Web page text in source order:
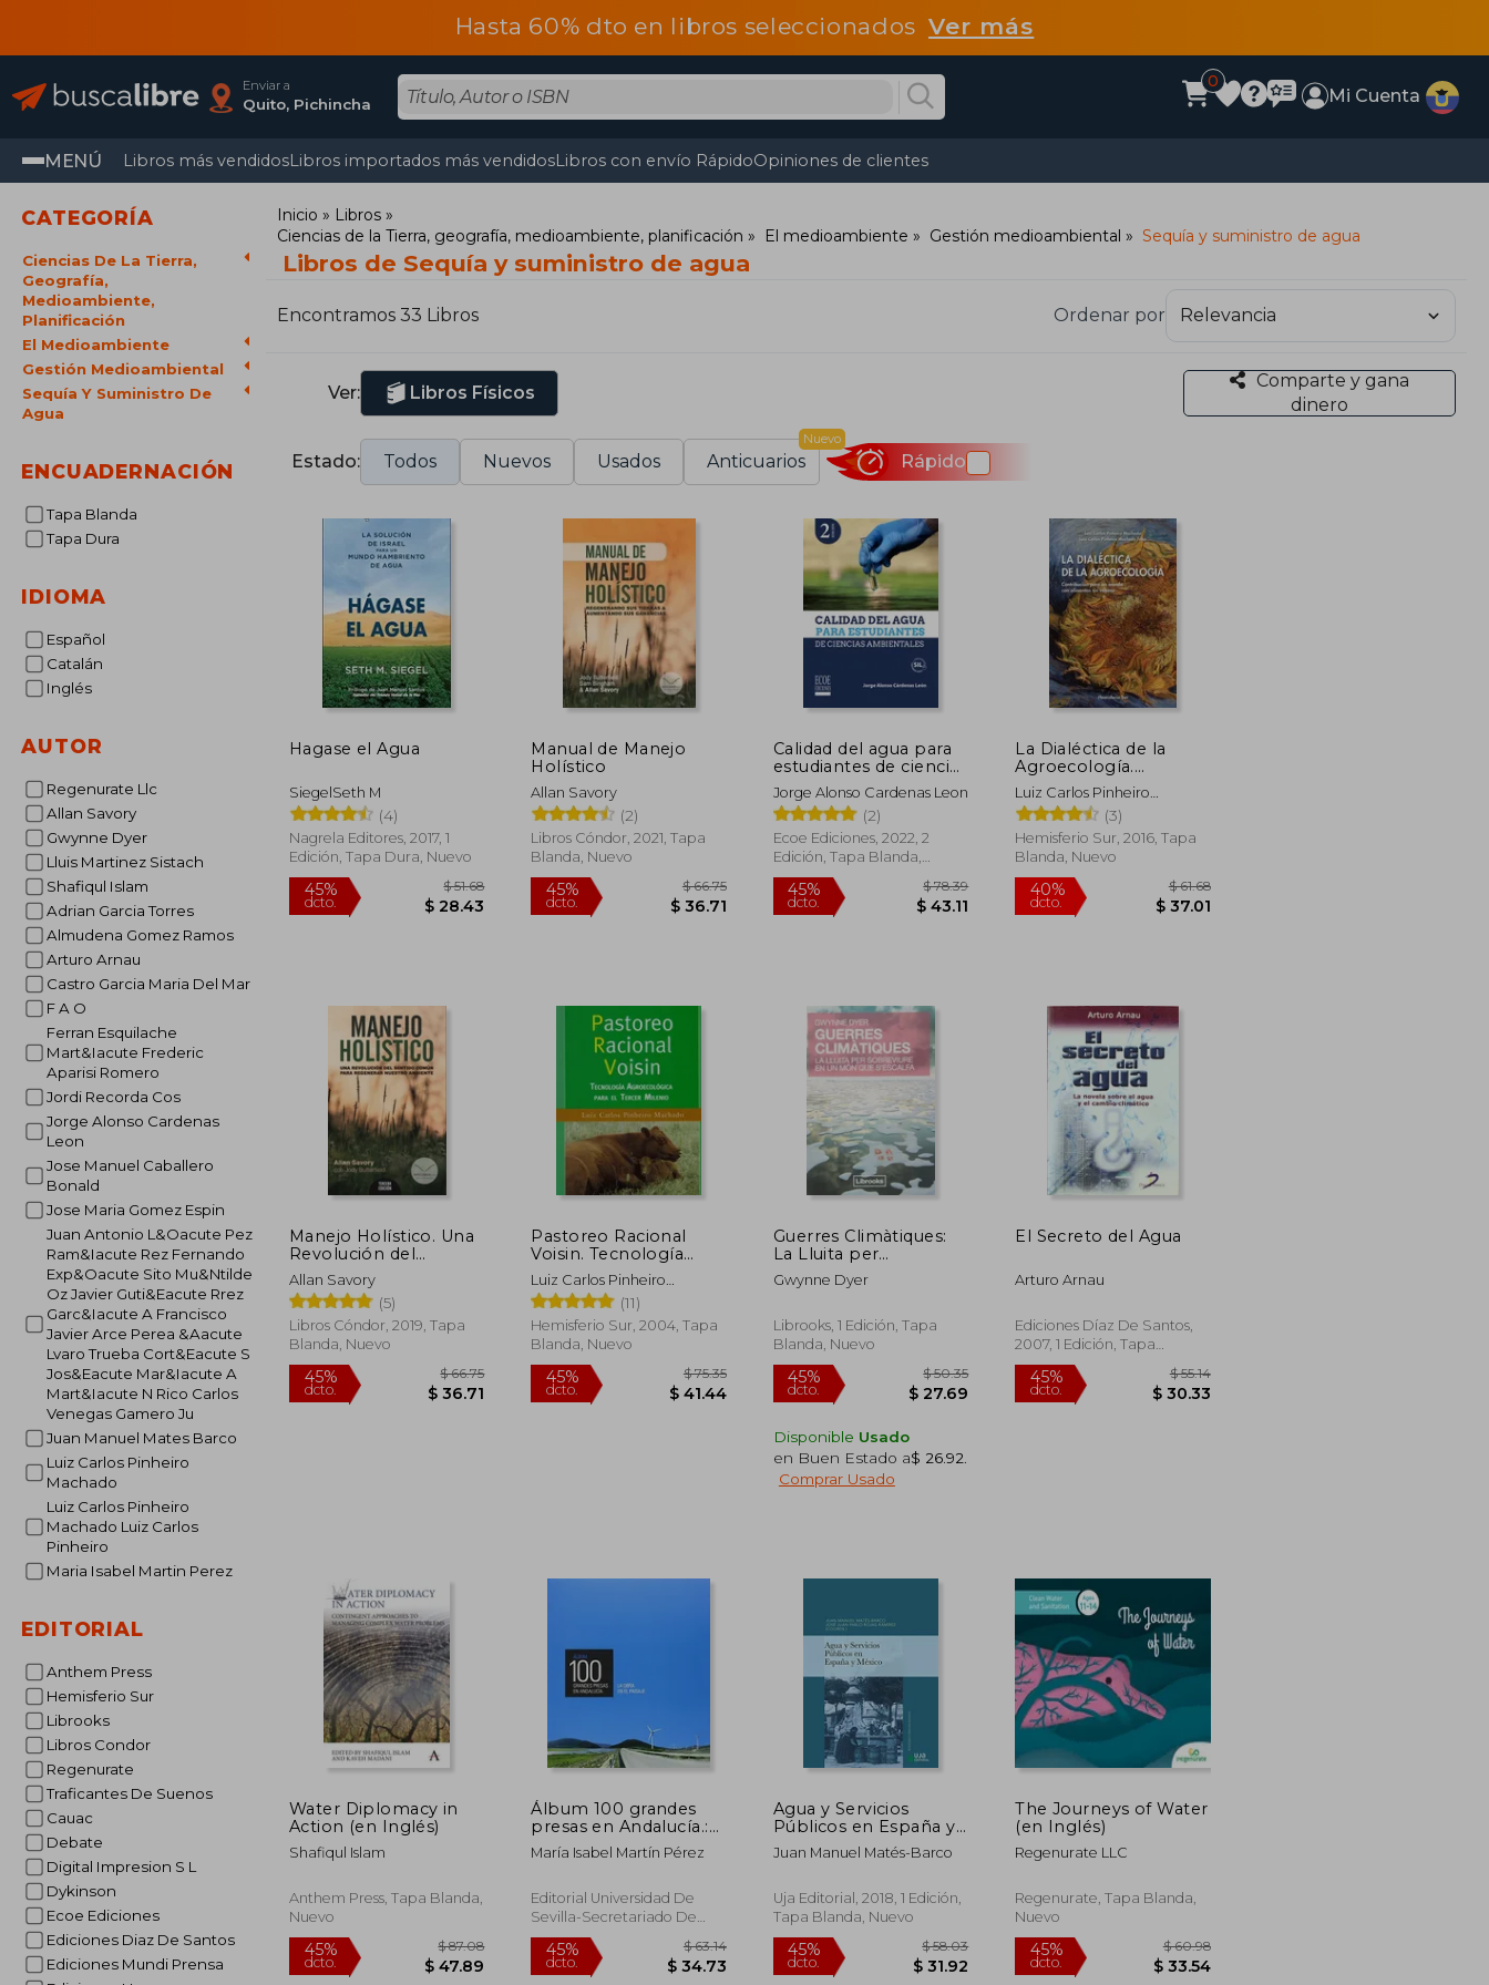
Hasta 60% dto en libros seleccionadosVer más
Enviar a
Quito, Pichincha
0
Mi Cuenta
MENÚ Libros más vendidosLibros importados más vendidosLibros con envío RápidoOpiniones de clientes
CATEGORÍA
Ciencias De La Tierra,
Geografía,
Medioambiente,
Planificación
El Medioambiente
Gestión Medioambiental
Sequía Y Suministro De
Agua
ENCUADERNACIÓN
Tapa Blanda
Tapa Dura
IDIOMA
Español
Catalán
Inglés
AUTOR
Regenurate Llc
Allan Savory
Gwynne Dyer
Lluis Martinez Sistach
Shafiqul Islam
Adrian Garcia Torres
Almudena Gomez Ramos
Arturo Arnau
Castro Garcia Maria Del Mar
F A O
Ferran Esquilache
Mart&Iacute Frederic
Aparisi Romero
Jordi Recorda Cos
Jorge Alonso Cardenas
Leon
Jose Manuel Caballero
Bonald
Jose Maria Gomez Espin
Juan Antonio L&Oacute Pez
Ram&Iacute Rez Fernando
Exp&Oacute Sito Mu&Ntilde
Oz Javier Guti&Eacute Rrez
Garc&Iacute A Francisco
Javier Arce Perea &Aacute
Lvaro Trueba Cort&Eacute S
Jos&Eacute Mar&Iacute A
Mart&Iacute N Rico Carlos
Venegas Gamero Ju
Juan Manuel Mates Barco
Luiz Carlos Pinheiro
Machado
Luiz Carlos Pinheiro
Machado Luiz Carlos
Pinheiro
Maria Isabel Martin Perez
EDITORIAL
Anthem Press
Hemisferio Sur
Librooks
Libros Condor
Regenurate
Traficantes De Suenos
Cauac
Debate
Digital Impresion S L
Dykinson
Ecoe Ediciones
Ediciones Diaz De Santos
Ediciones Mundi Prensa
Inicio
Libros
Ciencias de la Tierra, geografía, medioambiente, planificación
El medioambiente Gestión medioambiental Sequía y suministro de agua
Libros de Sequía y suministro de agua
Encontramos 33 Libros Ordenar por
Ver: Libros Físicos
Comparte y gana
dinero
Estado: Todos Nuevos Usados Anticuarios
Nuevo
Rápido
Hagase el Agua
SiegelSeth M
(4)
Nagrela Editores, 2017, 1
Edición, Tapa Dura, Nuevo
dcto.
Manual de Manejo
Holístico
Allan Savory
(2)
Libros Cóndor, 2021, Tapa
Blanda, Nuevo
dcto.
Calidad del agua para
estudiantes de ciencias
ambientales
Jorge Alonso Cardenas Leon
(2)
Ecoe Ediciones, 2022, 2
Edición, Tapa Blanda,
Nuevo
dcto. $ 43.11
La Dialéctica de la
Agroecología.
Contribución Para un
Mundo con Alimentos
sin Veneno
Luiz Carlos Pinheiro
Machado, Luiz Carlos
Pinheiro
(3)
Hemisferio Sur, 2016, Tapa
Blanda, Nuevo
dcto.
Manejo Holístico. Una
Revolución del
Sentido Común Para
Regenerar Nuestro
Ambiente - Allan
Savory; Jody
Butterfield - Libro
Allan Savory
(5)
Libros Cóndor, 2019, Tapa
Blanda, Nuevo
Pastoreo Racional
Voisin. Tecnología
Agroecológica Para el
Tercer Milenio
Luiz Carlos Pinheiro
Machado
(11)
Hemisferio Sur, 2004, Tapa
Blanda, Nuevo
Guerres Climàtiques:
La Lluita per
Sobreviure en un món
que S'escalfa (en
Gwynne Dyer
Librooks, 1 Edición, Tapa
Blanda, Nuevo
Disponible Usado
en Buen Estado a$ 26.92
Comprar Usado
El Secreto del Agua
Arturo Arnau
Ediciones Díaz De Santos,
2007, 1 Edición, Tapa
Blanda, Nuevo
Water Diplomacy in
Action (en Inglés)
Shafiqul Islam
Anthem Press, Tapa Blanda,
Nuevo
Álbum 100 grandes
presas en Andalucía.:
La obra en el paisaje
(Serie Historia y
María Isabel Martín Pérez
Editorial Universidad De
Sevilla-Secretariado De
Publicaciones, 1 Edición,
Tapa Blanda, Nuevo
Agua y Servicios
Públicos en España y
México (Sociedad y
Ciencias Sociales)
Juan Manuel Matés-Barco
Uja Editorial, 2018, 1 Edición,
Tapa Blanda, Nuevo
The Journeys of Water
(en Inglés)
Regenurate LLC
Regenurate, Tapa Blanda,
Nuevo